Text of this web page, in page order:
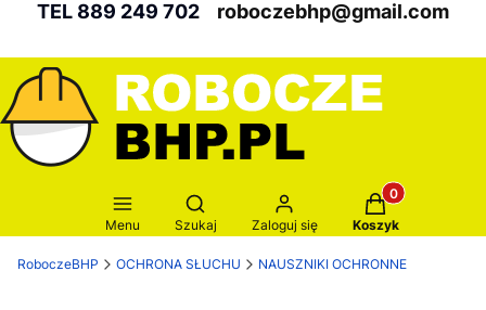
TEL 889 249 702 roboczebhp@gmail.com
Menu
Otwórz wyszukiwarkę
Szukaj Zaloguj się
Produkty w
Koszyk
RoboczeBHP OCHRONA SŁUCHU NAUSZNIKI OCHRONNE